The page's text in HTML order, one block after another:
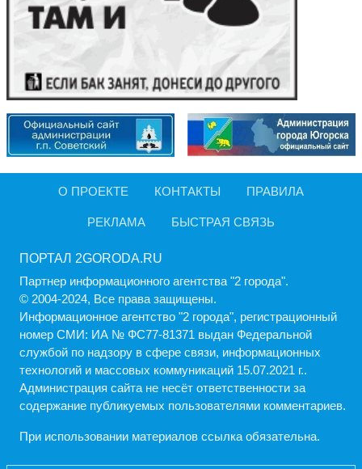
О ПРОЕКТЕ КОНТАКТЫ ПРАВИЛА
РЕКЛАМА БЫСТРАЯ СВЯЗЬ
ПОРТАЛ 2GORODA.RU
Партнер информационного агентства "2 города".
© 2004-2024, Все права защищены.
Информационное агентство "2 города", регистрационный
номер СМИ: ИА № ФС77-81371 выдан Федеральной
службой по надзору в сфере связи, информационных
технологий и массовых коммуникаций 15.07.2021 г..
Администрация cайта не несёт ответственности за
содержание публикуемых пользователями комментариев.
При использовании материалов ссылка обязательна.